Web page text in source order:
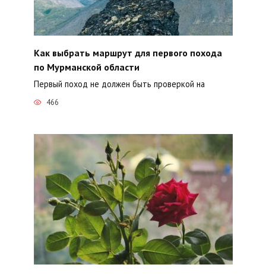
Как выбрать маршрут для первого похода
по Мурманской области
Первый поход не должен быть проверкой на
466